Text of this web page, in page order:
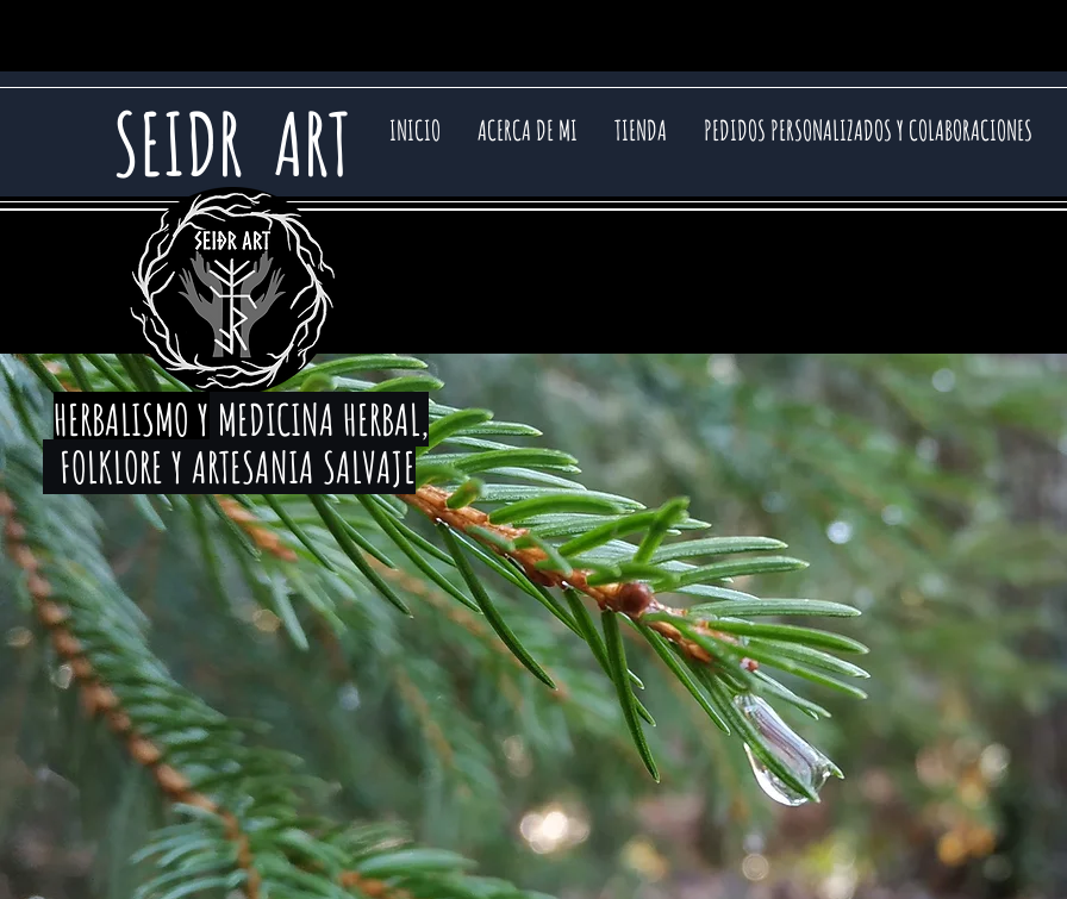
SEIDR ART
HERBALISMO Y MEDICINA HERBAL,
FOLKLORE Y ARTESANIA SALVAJE
INICIO ACERCA DE MI TIENDA PEDIDOS PERSONALIZADOS Y COLABORACIONES